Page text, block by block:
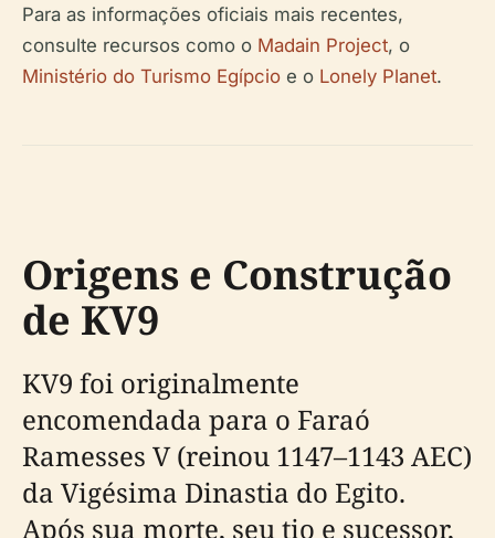
Para as informações oficiais mais recentes,
consulte recursos como o Madain Project, o
Ministério do Turismo Egípcio e o Lonely Planet.
Origens e Construção
de KV9
KV9 foi originalmente
encomendada para o Faraó
Ramesses V (reinou 1147–1143 AEC)
da Vigésima Dinastia do Egito.
Após sua morte, seu tio e sucessor,